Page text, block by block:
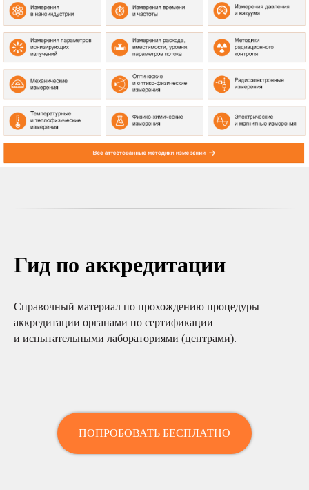
Гид по аккредитации
Справочный материал по прохождению процедуры
аккредитации органами по сертификации
и испытательными лабораториями (центрами).
ПОПРОБОВАТЬ БЕСПЛАТНО